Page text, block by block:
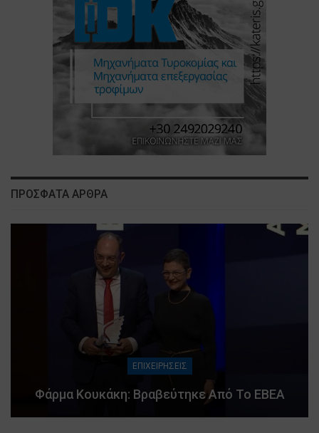
ΠΡΟΣΦΑΤΑ ΑΡΘΡΑ
ΕΠΙΧΕΙΡΗΣΕΙΣ
Φάρμα Κουκάκη: Βραβεύτηκε Από Το ΕΒΕΑ